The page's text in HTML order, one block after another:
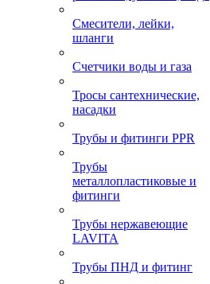
Смесители, лейки,
шланги
Счетчики воды и газа
Тросы сантехнические,
насадки
Трубы и фитинги PPR
Трубы
металлопластиковые и
фитинги
Трубы нержавеющие
LAVITA
Трубы ПНД и фитинг